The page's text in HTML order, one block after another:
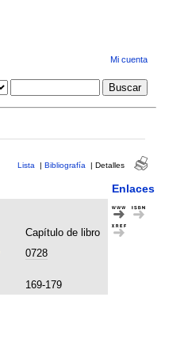
Mi cuenta
Lista | Bibliografía | Detalles
Enlaces
Capítulo de libro
0728
169-179